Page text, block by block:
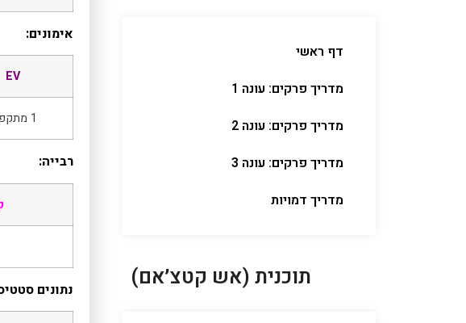
דף ראשי
מדריך פרקים: עונה 1
מדריך פרקים: עונה 2
מדריך פרקים: עונה 3
מדריך דמויות
תוכנית (אש קטצ׳אם)
אימונים:
EV
1 מתקפה
רבייה:
נתונים